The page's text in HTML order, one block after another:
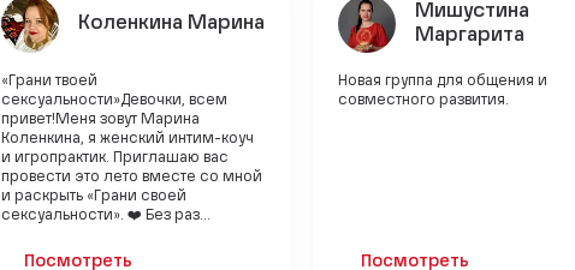
Коленкина Марина
«Грани твоей
сексуальности»Девочки, всем
привет!Меня зовут Марина
Коленкина, я женский интим-коуч
и игропрактик. Приглашаю вас
провести это лето вместе со мной
и раскрыть «Грани своей
сексуальности». ❤️ Без раз...
Посмотреть
Мишустина
Маргарита
Новая группа для общения и
совместного развития.
Посмотреть